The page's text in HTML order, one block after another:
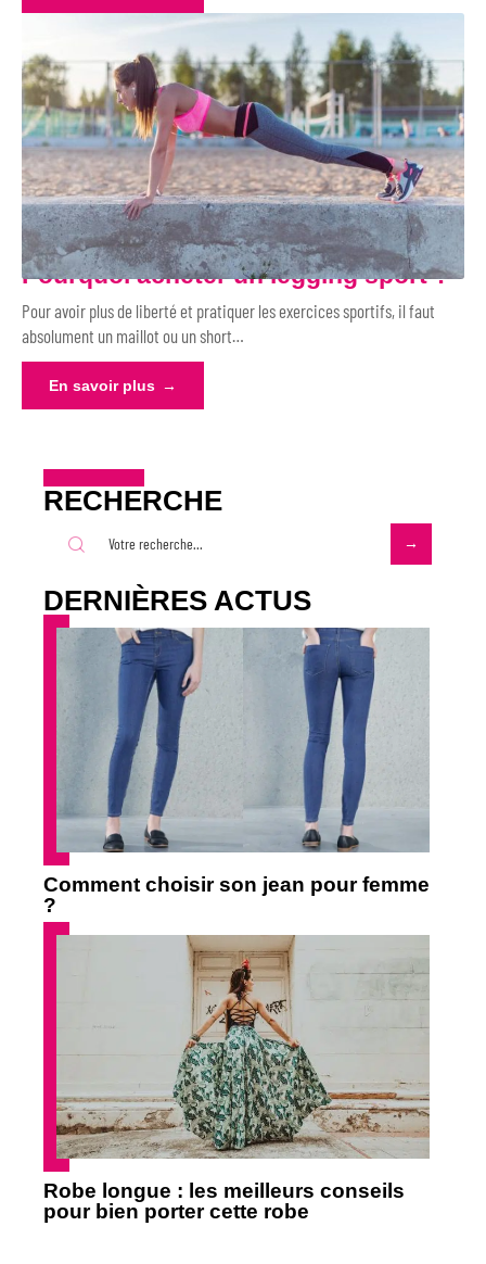
Pourquoi acheter un legging sport ?
Pour avoir plus de liberté et pratiquer les exercices sportifs, il faut
absolument un maillot ou un short…
En savoir plus
RECHERCHE
DERNIÈRES ACTUS
Comment choisir son jean pour femme
?
Robe longue : les meilleurs conseils
pour bien porter cette robe